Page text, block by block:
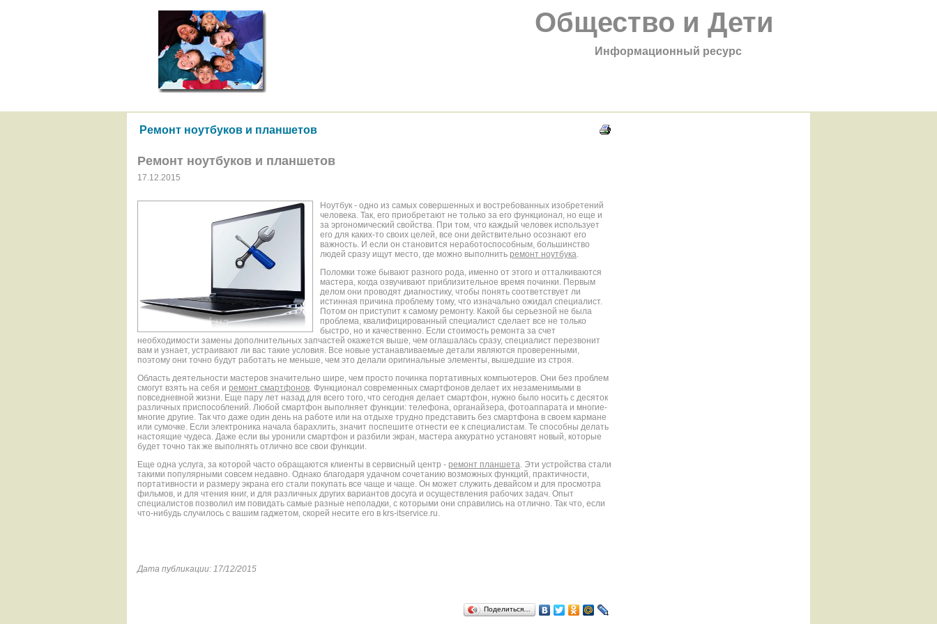
Общество и Дети
Информационный ресурс
Ремонт ноутбуков и планшетов
Ремонт ноутбуков и планшетов
17.12.2015
Ноутбук - одно из самых совершенных и востребованных изобретений
человека. Так, его приобретают не только за его функционал, но еще и
за эргономический свойства. При том, что каждый человек использует
его для каких-то своих целей, все они действительно осознают его
важность. И если он становится неработоспособным, большинство
людей сразу ищут место, где можно выполнить ремонт ноутбука.
Поломки тоже бывают разного рода, именно от этого и отталкиваются
мастера, когда озвучивают приблизительное время починки. Первым
делом они проводят диагностику, чтобы понять соответствует ли
истинная причина проблему тому, что изначально ожидал специалист.
Потом он приступит к самому ремонту. Какой бы серьезной не была
проблема, квалифицированный специалист сделает все не только
быстро, но и качественно. Если стоимость ремонта за счет
необходимости замены дополнительных запчастей окажется выше, чем оглашалась сразу, специалист перезвонит
вам и узнает, устраивают ли вас такие условия. Все новые устанавливаемые детали являются проверенными,
поэтому они точно будут работать не меньше, чем это делали оригинальные элементы, вышедшие из строя.
Область деятельности мастеров значительно шире, чем просто починка портативных компьютеров. Они без проблем
смогут взять на себя и ремонт смартфонов. Функционал современных смартфонов делает их незаменимыми в
повседневной жизни. Еще пару лет назад для всего того, что сегодня делает смартфон, нужно было носить с десяток
различных приспособлений. Любой смартфон выполняет функции: телефона, органайзера, фотоаппарата и многие-
многие другие. Так что даже один день на работе или на отдыхе трудно представить без смартфона в своем кармане
или сумочке. Если электроника начала барахлить, значит поспешите отнести ее к специалистам. Те способны делать
настоящие чудеса. Даже если вы уронили смартфон и разбили экран, мастера аккуратно установят новый, которые
будет точно так же выполнять отлично все свои функции.
Еще одна услуга, за которой часто обращаются клиенты в сервисный центр - ремонт планшета. Эти устройства стали
такими популярными совсем недавно. Однако благодаря удачном сочетанию возможных функций, практичности,
портативности и размеру экрана его стали покупать все чаще и чаще. Он может служить девайсом и для просмотра
фильмов, и для чтения книг, и для различных других вариантов досуга и осуществления рабочих задач. Опыт
специалистов позволил им повидать самые разные неполадки, с которыми они справились на отлично. Так что, если
что-нибудь случилось с вашим гаджетом, скорей несите его в krs-itservice.ru.
Дата публикации: 17/12/2015
Поделиться…